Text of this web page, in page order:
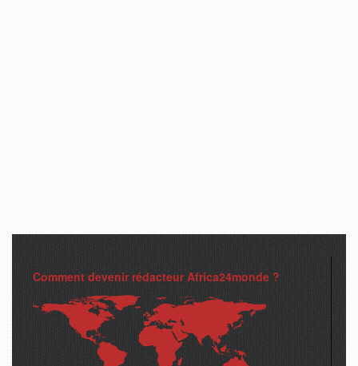
Comment devenir rédacteur Africa24monde ?